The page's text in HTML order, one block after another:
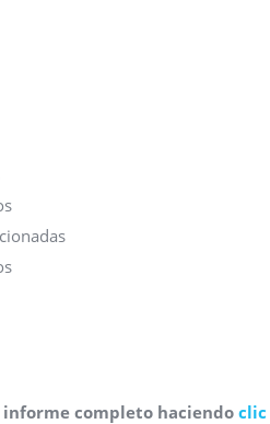
informe completo haciendo clic